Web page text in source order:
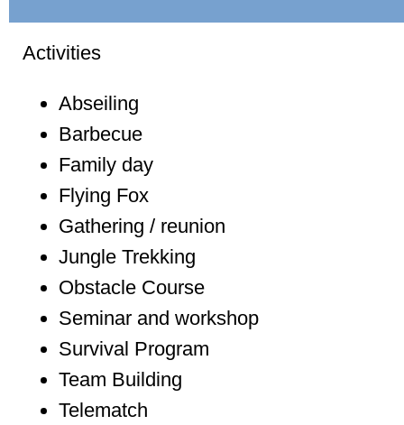
Activities
Abseiling
Barbecue
Family day
Flying Fox
Gathering / reunion
Jungle Trekking
Obstacle Course
Seminar and workshop
Survival Program
Team Building
Telematch